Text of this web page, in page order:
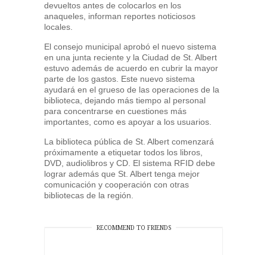
devueltos antes de colocarlos en los
anaqueles, informan reportes noticiosos
locales.
El consejo municipal aprobó el nuevo sistema
en una junta reciente y la Ciudad de St. Albert
estuvo además de acuerdo en cubrir la mayor
parte de los gastos. Este nuevo sistema
ayudará en el grueso de las operaciones de la
biblioteca, dejando más tiempo al personal
para concentrarse en cuestiones más
importantes, como es apoyar a los usuarios.
La biblioteca pública de St. Albert comenzará
próximamente a etiquetar todos los libros,
DVD, audiolibros y CD. El sistema RFID debe
lograr además que St. Albert tenga mejor
comunicación y cooperación con otras
bibliotecas de la región.
RECOMMEND TO FRIENDS